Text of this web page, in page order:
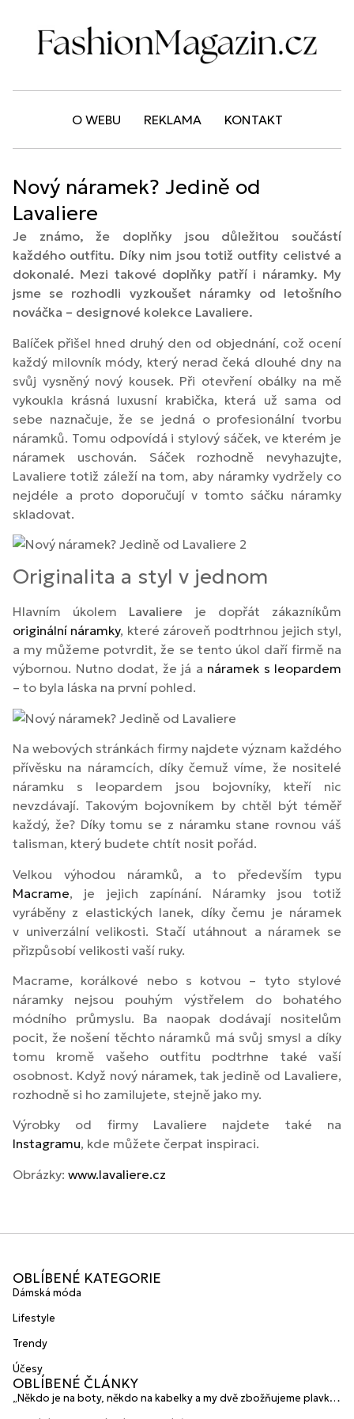
O WEBU REKLAMA KONTAKT
Nový náramek? Jedině od
Lavaliere
Je známo, že doplňky jsou důležitou součástí
každého outfitu. Díky nim jsou totiž outfity celistvé a
dokonalé. Mezi takové doplňky patří i náramky. My
jsme se rozhodli vyzkoušet náramky od letošního
nováčka – designové kolekce Lavaliere.
Balíček přišel hned druhý den od objednání, což ocení
každý milovník módy, který nerad čeká dlouhé dny na
svůj vysněný nový kousek. Při otevření obálky na mě
vykoukla krásná luxusní krabička, která už sama od
sebe naznačuje, že se jedná o profesionální tvorbu
náramků. Tomu odpovídá i stylový sáček, ve kterém je
náramek uschován. Sáček rozhodně nevyhazujte,
Lavaliere totiž záleží na tom, aby náramky vydržely co
nejdéle a proto doporučují v tomto sáčku náramky
skladovat.
Originalita a styl v jednom
Hlavním úkolem Lavaliere je dopřát zákazníkům
originální náramky, které zároveň podtrhnou jejich styl,
a my můžeme potvrdit, že se tento úkol daří firmě na
výbornou. Nutno dodat, že já a náramek s leopardem
– to byla láska na první pohled.
Na webových stránkách firmy najdete význam každého
přívěsku na náramcích, díky čemuž víme, že nositelé
náramku s leopardem jsou bojovníky, kteří nic
nevzdávají. Takovým bojovníkem by chtěl být téměř
každý, že? Díky tomu se z náramku stane rovnou váš
talisman, který budete chtít nosit pořád.
Velkou výhodou náramků, a to především typu
Macrame, je jejich zapínání. Náramky jsou totiž
vyráběny z elastických lanek, díky čemu je náramek
v univerzální velikosti. Stačí utáhnout a náramek se
přizpůsobí velikosti vaší ruky.
Macrame, korálkové nebo s kotvou – tyto stylové
náramky nejsou pouhým výstřelem do bohatého
módního průmyslu. Ba naopak dodávají nositelům
pocit, že nošení těchto náramků má svůj smysl a díky
tomu kromě vašeho outfitu podtrhne také vaší
osobnost. Když nový náramek, tak jedině od Lavaliere,
rozhodně si ho zamilujete, stejně jako my.
Výrobky od firmy Lavaliere najdete také na
Instagramu, kde můžete čerpat inspiraci.
Obrázky: www.lavaliere.cz
OBLÍBENÉ KATEGORIE
Dámská móda
Lifestyle
Trendy
Účesy
OBLÍBENÉ ČLÁNKY
„Někdo je na boty, někdo na kabelky a my dvě zbožňujeme plavky“